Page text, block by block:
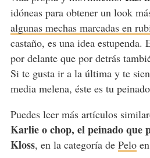
idóneas para obtener un look
algunas mechas marcadas en
castaño, es una idea estupenda.
por delante que por detrás
Si te gusta ir a la última y te
media melena, éste es tu
Puedes leer más artículos
Karlie o chop, el peinado que
Kloss, en la categoría de Pelo